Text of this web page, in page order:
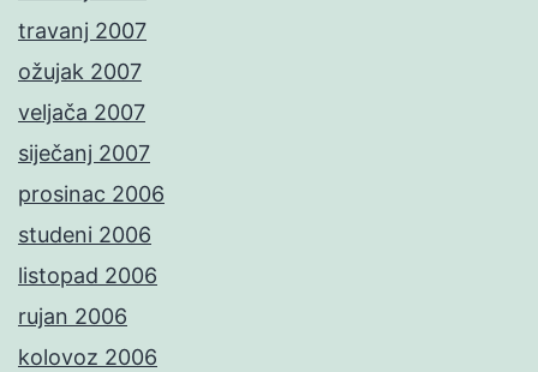
travanj 2007
ožujak 2007
veljača 2007
siječanj 2007
prosinac 2006
studeni 2006
listopad 2006
rujan 2006
kolovoz 2006